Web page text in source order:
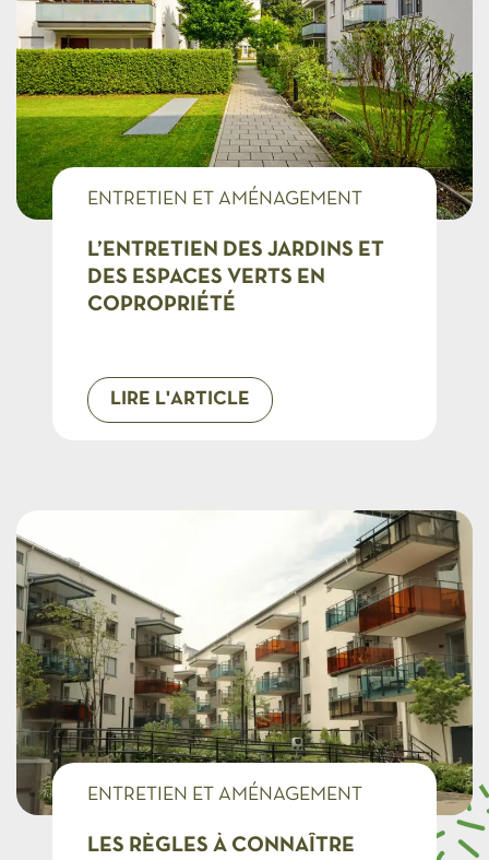
L’ENTRETIEN DES JARDINS ET
DES ESPACES VERTS EN
COPROPRIÉTÉ
ENTRETIEN ET AMÉNAGEMENT
LIRE L'ARTICLE
LES RÈGLES À CONNAÎTRE
ENTRETIEN ET AMÉNAGEMENT